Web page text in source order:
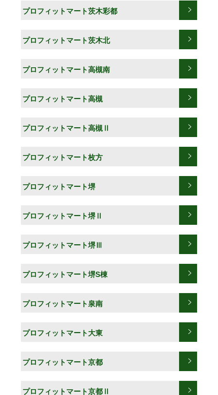
プロフィットマート茨木彩都
プロフィットマート茨木北
プロフィットマート高槻南
プロフィットマート高槻
プロフィットマート高槻Ⅱ
プロフィットマート枚方
プロフィットマート堺
プロフィットマート堺Ⅱ
プロフィットマート堺Ⅲ
プロフィットマート堺S棟
プロフィットマート泉南
プロフィットマート大東
プロフィットマート京都
プロフィットマート京都Ⅱ